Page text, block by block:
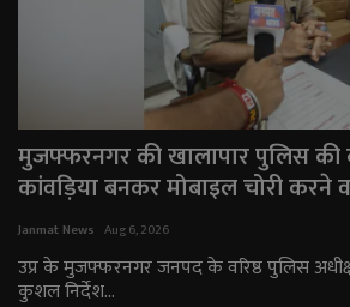
मुजफ्फरनगर की खालापार पुलिस
कांवड़िया बनकर मोबाइल चोरी करने
Janmat News Aug 6, 2026
उप्र के मुजफ्फरनगर जनपद के वरिष्ठ पुलिस
कुशल निर्देश...